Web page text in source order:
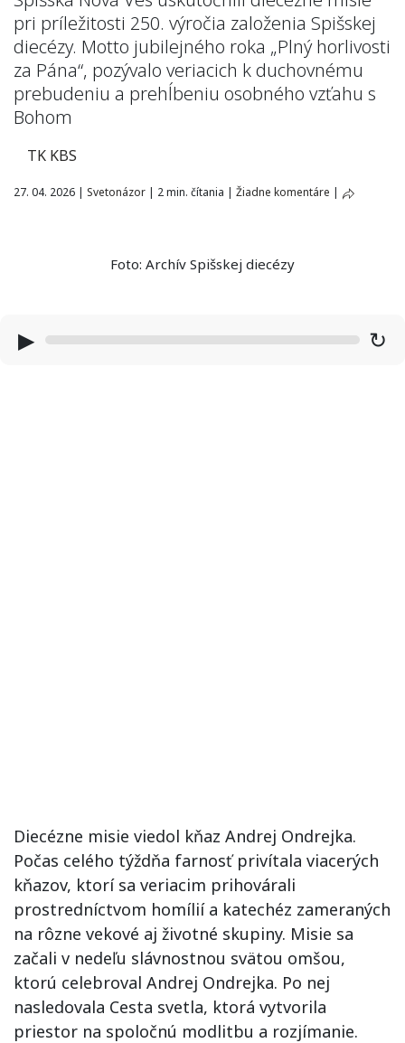
pri príležitosti 250. výročia založenia Spišskej
diecézy. Motto jubilejného roka „Plný horlivosti
za Pána“, pozývalo veriacich k duchovnému
prebudeniu a prehĺbeniu osobného vzťahu s
Bohom
TK KBS
27. 04. 2026 | Svetonázor | 2 min. čítania | Žiadne komentáre |
Foto: Archív Spišskej diecézy
▶ ↻
Diecézne misie viedol kňaz Andrej Ondrejka.
Počas celého týždňa farnosť privítala viacerých
kňazov, ktorí sa veriacim prihovárali
prostredníctvom homílií a katechéz zameraných
na rôzne vekové aj životné skupiny. Misie sa
začali v nedeľu slávnostnou svätou omšou,
ktorú celebroval Andrej Ondrejka. Po nej
nasledovala Cesta svetla, ktorá vytvorila
priestor na spoločnú modlitbu a rozjímanie.